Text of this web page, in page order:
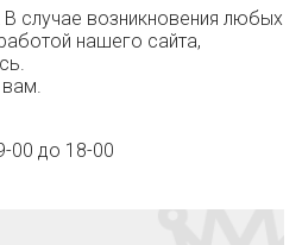
случае возникновения любых
нашего сайта,
00 до 18-00